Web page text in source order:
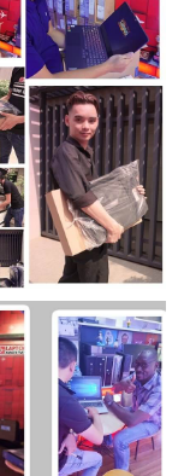
vật liệu sinh học
trên thế giới được
chứa 21% nhựa
carbon tái chế.
học vào cản dưới.
vật liệu bền vững
xách tay dành cho
tái chế, sợi carbon
nit sáng để có thời
sáng xanh thấp
cả ngày làm việc.